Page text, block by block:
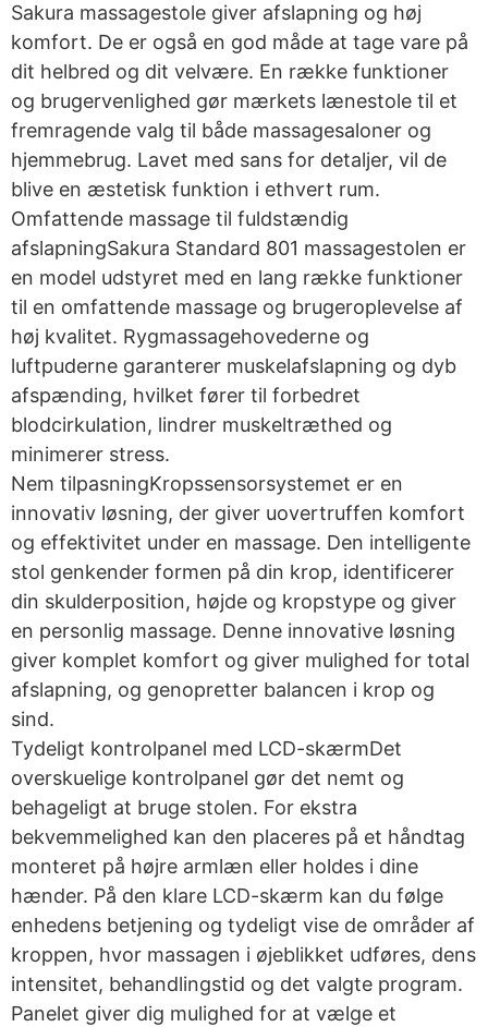
Sakura massagestole giver afslapning og høj
komfort. De er også en god måde at tage vare på
dit helbred og dit velvære. En række funktioner
og brugervenlighed gør mærkets lænestole til et
fremragende valg til både massagesaloner og
hjemmebrug. Lavet med sans for detaljer, vil de
blive en æstetisk funktion i ethvert rum.
Omfattende massage til fuldstændig
afslapningSakura Standard 801 massagestolen er
en model udstyret med en lang række funktioner
til en omfattende massage og brugeroplevelse af
høj kvalitet. Rygmassagehovederne og
luftpuderne garanterer muskelafslapning og dyb
afspænding, hvilket fører til forbedret
blodcirkulation, lindrer muskeltræthed og
minimerer stress.
Nem tilpasningKropssensorsystemet er en
innovativ løsning, der giver uovertruffen komfort
og effektivitet under en massage. Den intelligente
stol genkender formen på din krop, identificerer
din skulderposition, højde og kropstype og giver
en personlig massage. Denne innovative løsning
giver komplet komfort og giver mulighed for total
afslapning, og genopretter balancen i krop og
sind.
Tydeligt kontrolpanel med LCD-skærmDet
overskuelige kontrolpanel gør det nemt og
behageligt at bruge stolen. For ekstra
bekvemmelighed kan den placeres på et håndtag
monteret på højre armlæn eller holdes i dine
hænder. På den klare LCD-skærm kan du følge
enhedens betjening og tydeligt vise de områder af
kroppen, hvor massagen i øjeblikket udføres, dens
intensitet, behandlingstid og det valgte program.
Panelet giver dig mulighed for at vælge et